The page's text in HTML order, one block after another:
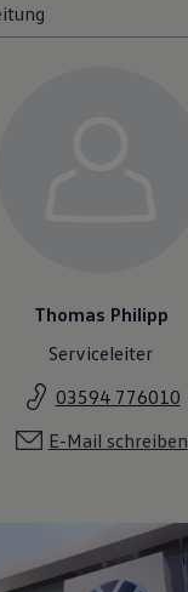
Thomas Philipp
Serviceleiter
03594 776010
E-Mail schreiben